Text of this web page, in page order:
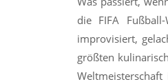
die FIFA
improvisiert,
größten